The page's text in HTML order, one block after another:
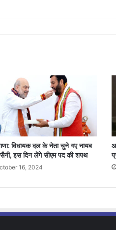
विधायक दल के नेता चुने गए नायब
इस दिन लेंगे सीएम पद की शपथ
16, 2024